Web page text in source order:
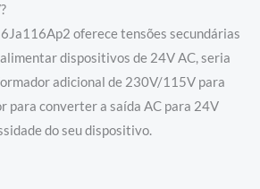
oferece tensões secundárias
dispositivos de 24V AC, seria
adicional de 230V/115V para
para converter a saída AC para 24V
do seu dispositivo.